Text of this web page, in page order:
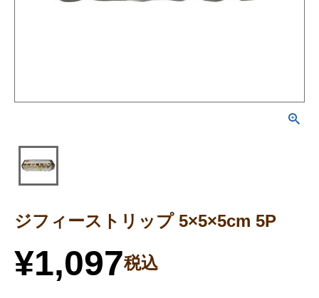
ジフィーストリップ 5×5×5cm 5P
¥1,097税込